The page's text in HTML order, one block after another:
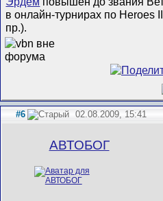
в онлайн-турнирах по Heroes
пр.).
#6 02.08.2009, 15:41
АВТОБОГ